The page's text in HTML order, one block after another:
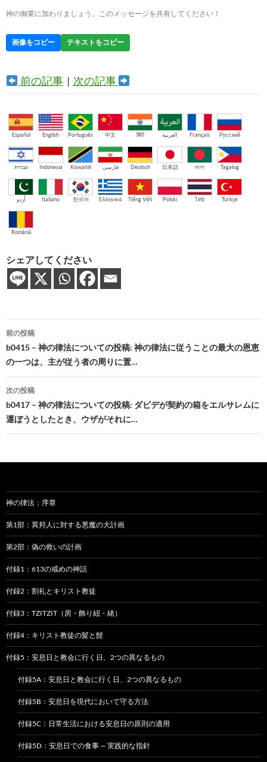
神の御業に加わりましょう。このメッセージを共有してください！
画像をコピー テキストをコピー
前の記事| 次の記事
Español English Português 中文 हिंदी العربية Français Русский
עברית Indonesia Kiswahili فارسی Deutsch 日本語 বাংলা Tagalog
اُردو Italiano 한국어 Ελληνικά Tiếng Việt Polski ไทย Türkçe
Română
シェアしてください
投
稿
ナ
ビ
ゲ
ー
ン
前の投稿
b0415 – 神の律法についての投稿: 神の律法に従うことの最大の恩恵
の一つは、主が従う者の周りに置…
次の投稿
b0417 – 神の律法についての投稿: ダビデが契約の箱をエルサレムに
運ぼうとしたとき、ウザがそれに…
神の律法：序章
第1部：異邦人に対する悪魔の大計画
第2部：偽の救いの計画
付録1：613の戒めの神話
付録2：割礼とキリスト教徒
付録3：TZITZIT（房・飾り紐・緒）
付録4：キリスト教徒の髪と髭
付録5：安息日と教会に行く日、2つの異なるもの
付録5A：安息日と教会に行く日、2つの異なるもの
付録5B：安息日を現代において守る方法
付録5C：日常生活における安息日の原則の適用
付録5D：安息日での食事 — 実践的な指針